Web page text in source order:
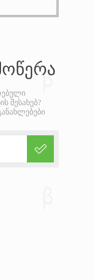
შესახებ?